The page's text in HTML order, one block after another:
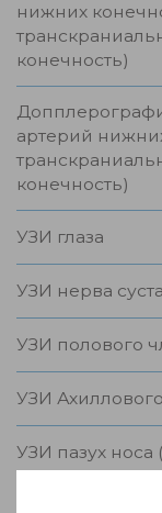
нижних
конечность)
артерий
конечность)
УЗИ глаза
УЗИ нерва
УЗИ полового
УЗИ
УЗИ пазух носа